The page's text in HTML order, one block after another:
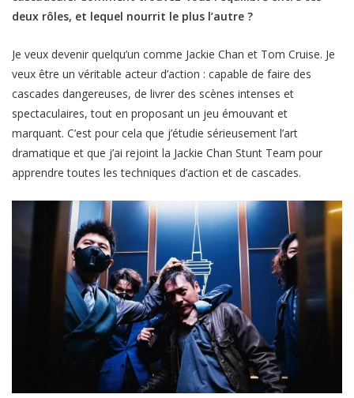
deux rôles, et lequel nourrit le plus l’autre ?
Je veux devenir quelqu’un comme Jackie Chan et Tom Cruise. Je
veux être un véritable acteur d’action : capable de faire des
cascades dangereuses, de livrer des scènes intenses et
spectaculaires, tout en proposant un jeu émouvant et
marquant. C’est pour cela que j’étudie sérieusement l’art
dramatique et que j’ai rejoint la Jackie Chan Stunt Team pour
apprendre toutes les techniques d’action et de cascades.